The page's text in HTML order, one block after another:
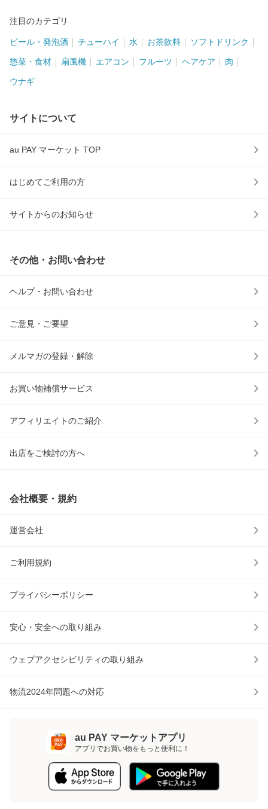
注目のカテゴリ
ビール・発泡酒 チューハイ 水 お茶飲料 ソフトドリンク
惣菜・食材 扇風機 エアコン フルーツ ヘアケア 肉
ウナギ
サイトについて
au PAY マーケット TOP
はじめてご利用の方
サイトからのお知らせ
その他・お問い合わせ
ヘルプ・お問い合わせ
ご意見・ご要望
メルマガの登録・解除
お買い物補償サービス
アフィリエイトのご紹介
出店をご検討の方へ
会社概要・規約
運営会社
ご利用規約
プライバシーポリシー
安心・安全への取り組み
ウェブアクセシビリティの取り組み
物流2024年問題への対応
au PAY マーケットアプリ
アプリでお買い物をもっと便利に！